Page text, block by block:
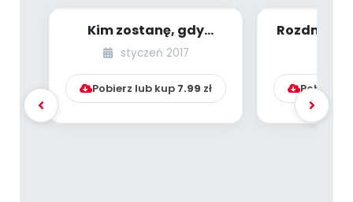
Kim zostanę, gdy
dorosnę? Wybór trudny
– ważne, żeby za...
styczeń 2017
Pobierz lub kup 7.99 zł Pobierz